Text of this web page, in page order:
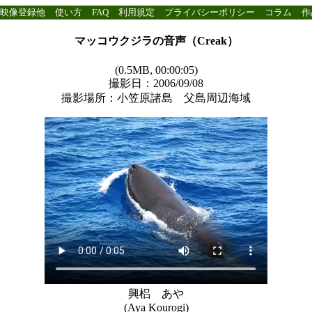
映像登録他 使い方 FAQ 利用規定 プライバシーポリシー コラム
マッコウクジラの音声（Creak）
(0.5MB, 00:00:05)
撮影日：2006/09/08
撮影場所：小笠原諸島 父島周辺海域
興梠 あや
(Aya Kourogi)